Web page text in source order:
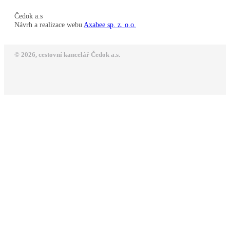
Čedok a.s
Návrh a realizace webu Axabee sp. z. o.o.
© 2026, cestovní kancelář Čedok a.s.